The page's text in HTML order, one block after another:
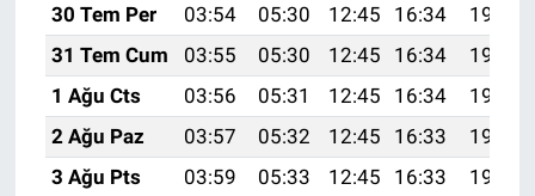
30 Tem Per
03:54 05:30 12:45 16:34
19:51
31 Tem Cum
03:55 05:30 12:45 16:34
19:50
1 Ağu Cts
03:56 05:31 12:45 16:34
19:49
2 Ağu Paz
03:57 05:32 12:45 16:33
19:48
3 Ağu Pts
03:59 05:33 12:45 16:33
19:47